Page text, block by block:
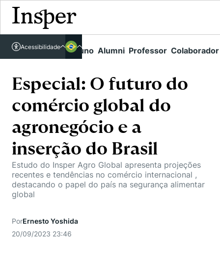
Links rápidos Aluno Alumni Professor Colaborador
Acessibilidade
Acessível em libras
Vestibular
Graduação
Educação Executiva
Busca por Áreas de Conhecimento
Quem Somos
O Insper
Campus
Internacional
Student Life
Núcleo de Carreiras
Como funciona
Prêmio Duda Ermírio de Moraes
Como funciona
Women in Action
Comunidade Transforme
Missão
Projetos Sociais
Lista de doadores
Pesquisa
Pesquisa no Insper
Centros de Conhecimento
Cátedras
Biblioteca Telles
Conteúdos
Carreiras e Cursos
Eventos
Newsletters
Notícias
Unidades Acadêmicas
Engenharia e Ciência da Computação
Corpo Docente
Fale Conosco
Especial: O futuro do
comércio global do
agronegócio e a
inserção do Brasil
Estudo do Insper Agro Global apresenta projeções
recentes e tendências no comércio internacional ,
destacando o papel do país na segurança alimentar
global
PorErnesto Yoshida
20/09/2023 23:46